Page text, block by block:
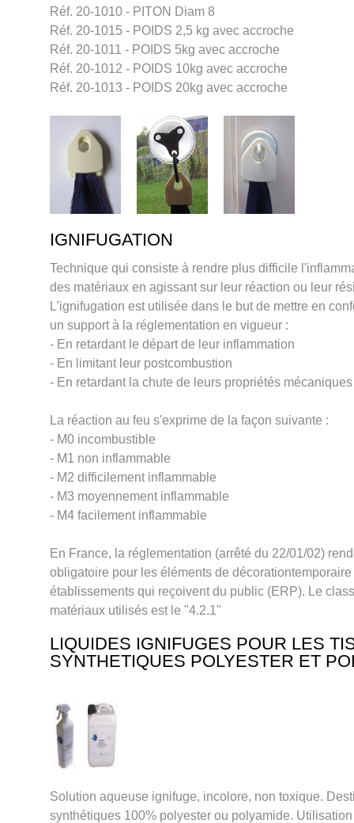
Réf. 20-1010 - PITON Diam 8
Réf. 20-1015 - POIDS 2,5 kg avec accroche
Réf. 20-1011 - POIDS 5kg avec accroche
Réf. 20-1012 - POIDS 10kg avec accroche
Réf. 20-1013 - POIDS 20kg avec accroche
IGNIFUGATION
Technique qui consiste à rendre plus difficile
des matériaux en agissant sur leur réaction ou leur
L'ignifugation est utilisée dans le but de mettre en
un support à la réglementation en vigueur :
- En retardant le départ de leur inflammation
- En limitant leur postcombustion
- En retardant la chute de leurs propriétés mécaniques
La réaction au feu s'exprime de la façon suivante :
- M0 incombustible
- M1 non inflammable
- M2 difficilement inflammable
- M3 moyennement inflammable
- M4 facilement inflammable
En France, la réglementation (arrêté du 22/01/02)
obligatoire pour les éléments de
établissements qui reçoivent du public (ERP). Le
matériaux utilisés est le "4.2.1"
LIQUIDES IGNIFUGES POUR LES
SYNTHETIQUES POLYESTER ET
Solution aqueuse ignifuge, incolore, non toxique.
synthétiques 100% polyester ou polyamide.